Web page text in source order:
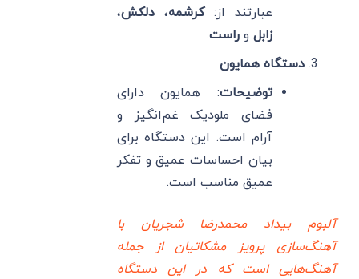
عبارتند از:کرشمه،دلکش،
زابل و راست.
دستگاه همایون
توضیحات: همایون دارای
فضای ملودیک غم‌انگیز و
آرام است. این دستگاه برای
بیان احساسات عمیق و تفکر
عمیق مناسب است.
آلبوم بیداد محمدرضا شجریان با
آهنگ‌سازی پرویز مشکاتیان از جمله
آهنگ‌هایی است که در این دستگاه